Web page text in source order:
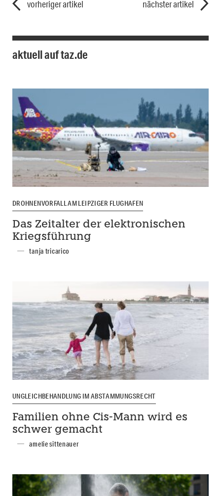
vorheriger artikel nächster artikel
aktuell auf taz.de
DROHNENVORFALL AM LEIPZIGER FLUGHAFEN
Das Zeitalter der elektronischen
Kriegsführung
tanja tricarico
UNGLEICHBEHANDLUNG IM ABSTAMMUNGSRECHT
Familien ohne Cis-Mann wird es
schwer gemacht
amelie sittenauer